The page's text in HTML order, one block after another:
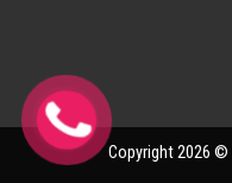
Copyright 2026 ©